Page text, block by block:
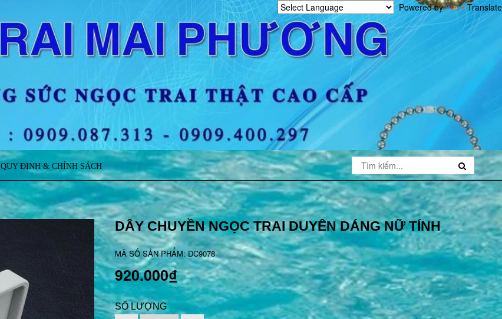
QUY ĐỊNH & CHÍNH SÁCH
Powered by Translate
DÂY CHUYỀN NGỌC TRAI DUYÊN DÁNG NỮ TÍNH
MÃ SỐ SẢN PHẨM: DC9078
920.000₫
SỐ LƯỢNG